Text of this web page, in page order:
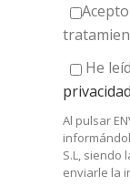
He
privacidad
Al pulsar
S.L, siendo
enviarle la